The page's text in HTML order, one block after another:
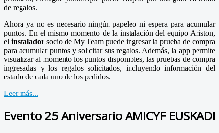
de regalos.
Ahora ya no es necesario ningún papeleo ni espera para acumular
puntos. En el mismo momento de la instalación del equipo Ariston,
el instalador socio de My Team puede ingresar la prueba de compra
para acumular puntos y solicitar sus regalos. Además, la app permite
visualizar al momento los puntos disponibles, las pruebas de compra
ingresadas y los regalos solicitados, incluyendo información del
estado de cada uno de los pedidos.
Leer más...
Evento 25 Aniversario AMICYF EUSKADI